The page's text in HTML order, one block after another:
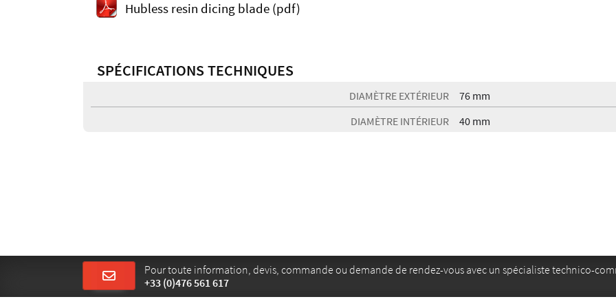
Hubless resin dicing blade (pdf)
SPÉCIFICATIONS TECHNIQUES
DIAMÈTRE EXTÉRIEUR
76 mm
DIAMÈTRE INTÉRIEUR
40 mm
Pour toute information, devis, commande ou demande de rendez-vous avec un spécialiste technico-
+33 (0)476 561 617